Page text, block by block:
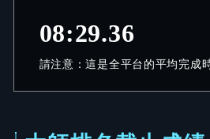
08:29.36
請注意：這是全平台的平均完成